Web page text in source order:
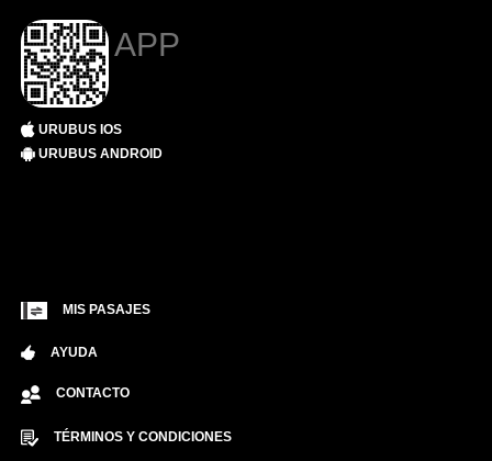
APP
URUBUS IOS
URUBUS ANDROID
MIS PASAJES
AYUDA
CONTACTO
TÉRMINOS Y CONDICIONES